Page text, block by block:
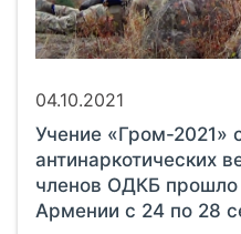
04.10.2021
Учение «Гром-2021»
антинаркотических
членов ОДКБ прошло
Армении с 24 по 28